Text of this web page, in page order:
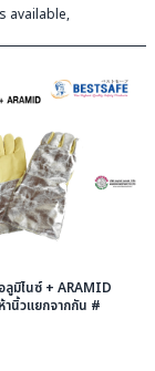
available,
มิไนซ์ + ARAMID
านิ้วแยกจากกัน #